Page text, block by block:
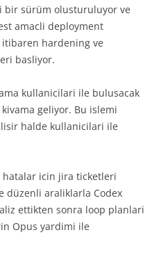
bir sürüm olusturuluyor ve
amacli deployment
hardening ve
basliyor.
kullanicilari ile bulusacak
geliyor. Bu islemi
halde kullanicilari ile
icin jira ticketleri
düzenli araliklarla Codex
ettikten sonra loop planlari
Opus yardimi ile